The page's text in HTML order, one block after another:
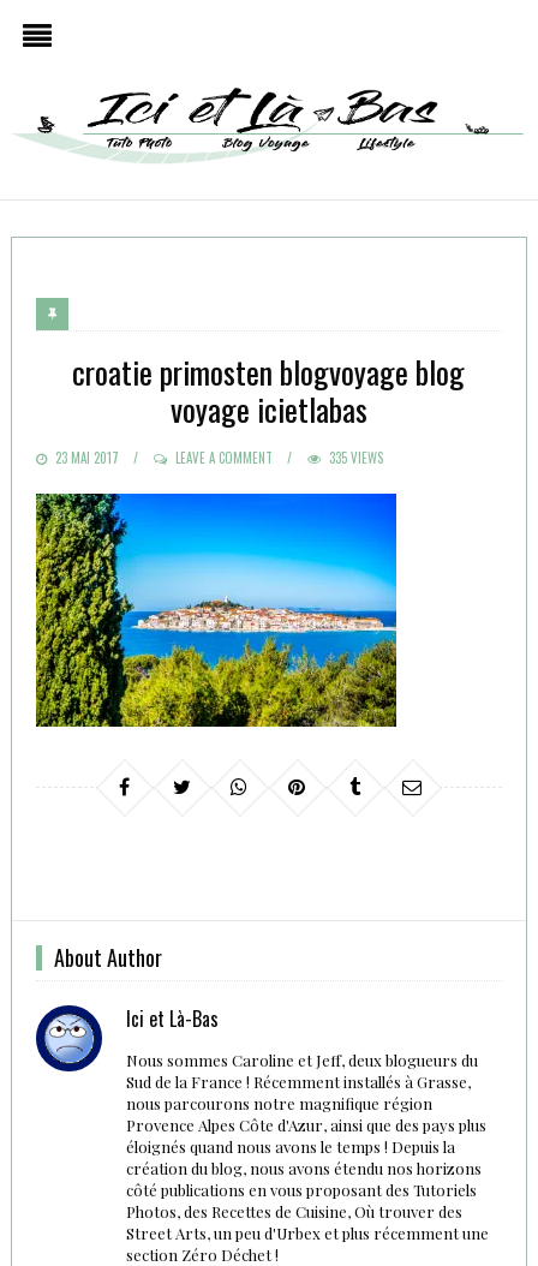
croatie primosten blogvoyage blog
voyage icietlabas
POSTED
23 MAI 2017 LEAVE A COMMENT 335 VIEWS
About Author
Ici et Là-Bas
Nous sommes Caroline et Jeff, deux blogueurs du
Sud de la France ! Récemment installés à Grasse,
nous parcourons notre magnifique région
Provence Alpes Côte d'Azur, ainsi que des pays plus
éloignés quand nous avons le temps ! Depuis la
création du blog, nous avons étendu nos horizons
côté publications en vous proposant des Tutoriels
Photos, des Recettes de Cuisine, Où trouver des
Street Arts, un peu d'Urbex et plus récemment une
section Zéro Déchet !